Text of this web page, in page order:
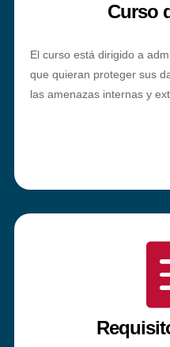
Curso
El curso está dirigido a
que quieran proteger sus
las amenazas internas y